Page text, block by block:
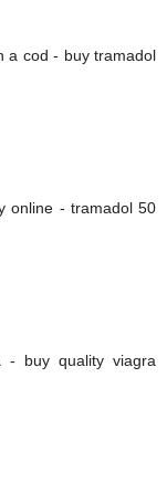
a cod - buy tramadol
online - tramadol 50
- buy quality viagra